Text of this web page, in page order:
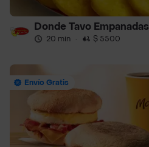
Donde Tavo Empanadas
20 min · $ 5500
Envío Gratis